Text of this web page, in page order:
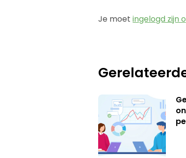
Je moetingelogd zijn